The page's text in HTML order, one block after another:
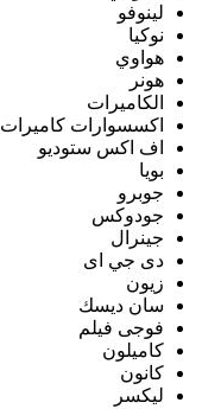
لينوفو
نوكيا
هواوي
هونر
الكاميرات
اكسسوارات كاميرات
اف اكس ستوديو
بويا
جوبرو
جودوكس
جينرال
دى جي اى
زيون
سان ديسك
فوجى فيلم
كاميلون
كانون
ليكسر